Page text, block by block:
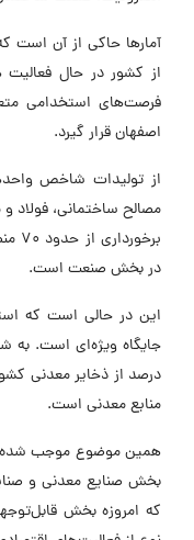
از کشور در حال
فرصت‌های استخدامی
اصفهان قرار گیرد.
از تولیدات شاخص
مصالح ساختمانی، فولاد
در بخش صنعت است.
این در حالی است که
منابع معدنی است.
همین موضوع موجب شده
بخش صنایع معدنی و
که امروزه بخش